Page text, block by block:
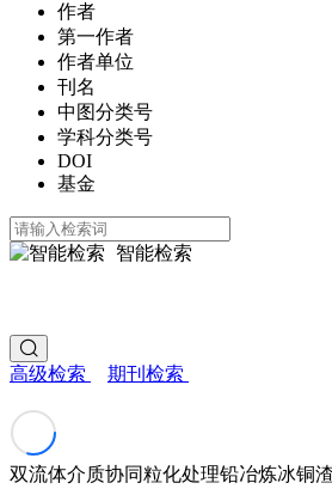
作者
第一作者
作者单位
刊名
中图分类号
学科分类号
DOI
基金
智能检索
高级检索 期刊检索
双流体介质协同粒化处理铅冶炼冰铜